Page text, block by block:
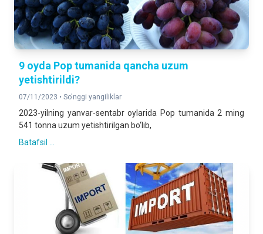
9 oyda Pop tumanida qancha uzum
yetishtirildi?
07/11/2023 • So'nggi yangiliklar
2023-yilning yanvar-sentabr oylarida Pop tumanida 2 ming
541 tonna uzum yetishtirilgan bo‘lib,
Batafsil ...